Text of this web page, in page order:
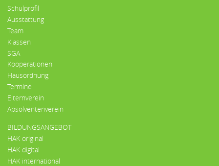
Schulprofil
Ausstattung
Team
Klassen
SGA
Kooperationen
Hausordnung
Termine
Elternverein
Absolventenverein
BILDUNGSANGEBOT
HAK original
HAK digital
HAK international